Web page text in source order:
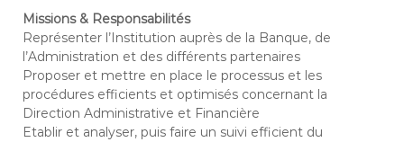
e
s
d
a
g
s
c
a
r
Missions & Responsabilités
Représenter l’Institution auprès de la Banque, de
l’Administration et des différents partenaires
Proposer et mettre en place le processus et les
procédures efficients et optimisés concernant la
Direction Administrative et Financière
Etablir et analyser, puis faire un suivi efficient du